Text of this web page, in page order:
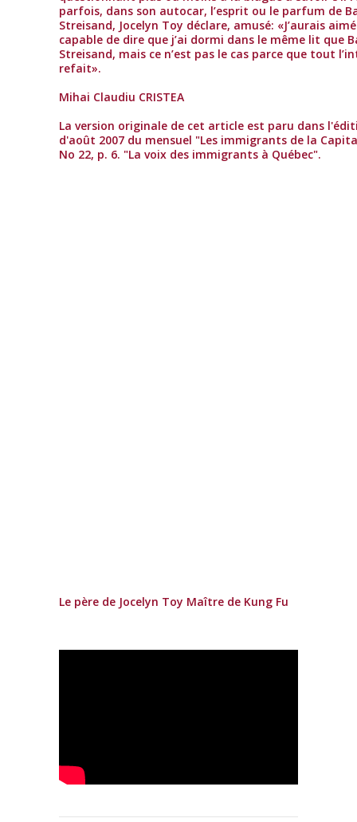
parfois, dans son autocar, l’esprit ou le parfum de
Streisand, Jocelyn Toy déclare, amusé: «J’aurais
capable de dire que j’ai dormi dans le même lit que
Streisand, mais ce n’est pas le cas parce que tout
refait».
Mihai Claudiu CRISTEA
La version originale de cet article est paru dans
d'août 2007 du mensuel "Les immigrants de la
No 22, p. 6. "La voix des immigrants à Québec".
Le père de Jocelyn Toy Maître de Kung Fu